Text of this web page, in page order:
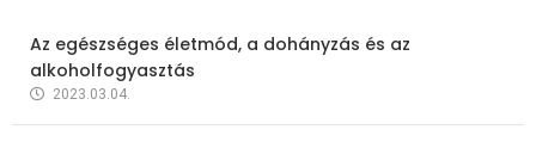
Az egészséges életmód, a dohányzás és az
alkoholfogyasztás
2023.03.04.